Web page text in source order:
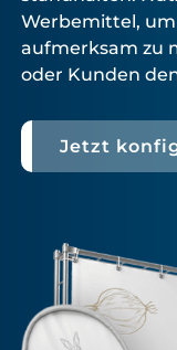
Werbemittel,
aufmerksam zu
oder Kunden
Jetzt